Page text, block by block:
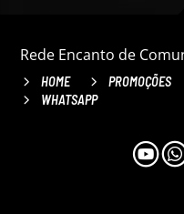
Rede Encanto de
HOME PROMOÇÕES
WHATSAPP